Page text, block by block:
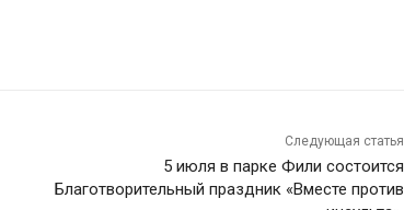
Следующая статья
5 июля в парке Фили состоится
Благотворительный праздник «Вместе против